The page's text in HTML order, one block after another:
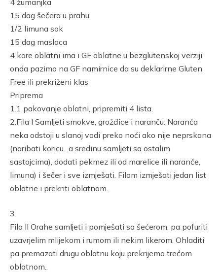
4 žumanjka
15 dag šečera u prahu
1/2 limuna sok
15 dag maslaca
4 kore oblatni ima i GF oblatne u bezglutenskoj verziji
onda pazimo na GF namirnice da su deklarirne Gluten
Free ili prekriženi klas
Priprema
1.1 pakovanje oblatni, pripremiti 4 lista.
2.Fila I Samljeti smokve, grožđice i naranču. Naranča
neka odstoji u slanoj vodi preko noći ako nije neprskana
(naribati koricu.. a sredinu samljeti sa ostalim
sastojcima), dodati pekmez ili od marelice ili naranče,
limuna) i šečer i sve izmješati. Filom izmješati jedan list
oblatne i prekriti oblatnom.
3.
Fila II Orahe samljeti i pomješati sa šećerom, pa pofuriti
uzavrjelim mlijekom i rumom ili nekim likerom. Ohladiti
pa premazati drugu oblatnu koju prekrijemo trećom
oblatnom..